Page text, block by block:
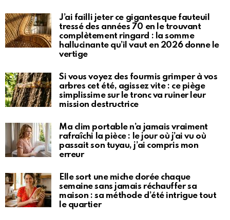
J’ai failli jeter ce gigantesque fauteuil
tressé des années 70 en le trouvant
complètement ringard : la somme
hallucinante qu’il vaut en 2026 donne le
vertige
Si vous voyez des fourmis grimper à vos
arbres cet été, agissez vite : ce piège
simplissime sur le tronc va ruiner leur
mission destructrice
Ma clim portable n’a jamais vraiment
rafraîchi la pièce : le jour où j’ai vu où
passait son tuyau, j’ai compris mon
erreur
Elle sort une miche dorée chaque
semaine sans jamais réchauffer sa
maison : sa méthode d’été intrigue tout
le quartier